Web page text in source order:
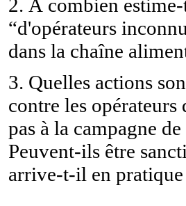
2. À combien
“d'opérateurs
dans la chaîne
3. Quelles actions
contre les opérateurs
pas à la campagne
Peuvent-ils être
arrive-t-il en pratique